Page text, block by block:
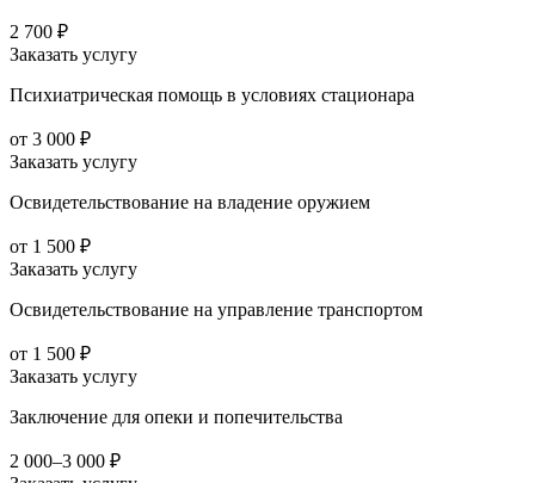
2 700 ₽
Заказать услугу
Психиатрическая помощь в условиях стационара
от 3 000 ₽
Заказать услугу
Освидетельствование на владение оружием
от 1 500 ₽
Заказать услугу
Освидетельствование на управление транспортом
от 1 500 ₽
Заказать услугу
Заключение для опеки и попечительства
2 000–3 000 ₽